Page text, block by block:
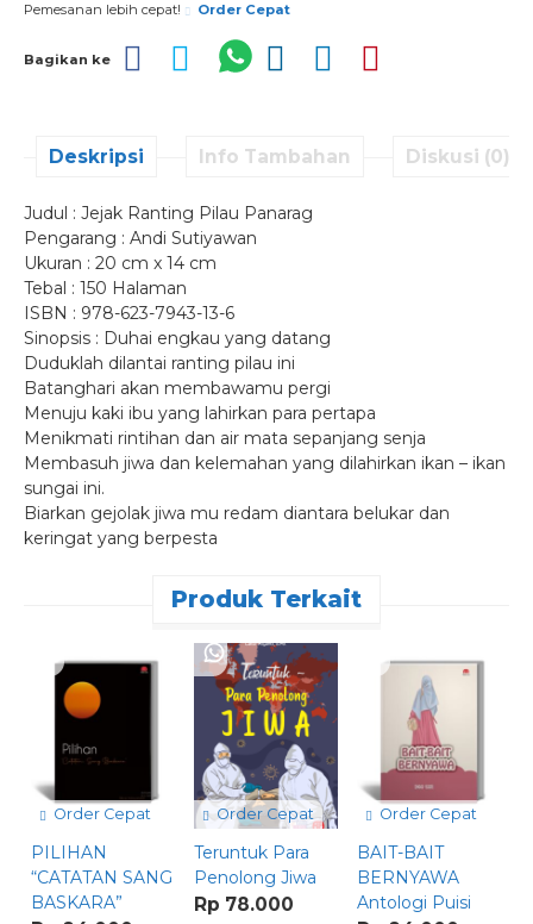
Pemesanan lebih cepat! Order Cepat
Bagikan ke
Deskripsi Info Tambahan Diskusi (0)
Judul : Jejak Ranting Pilau Panarag
Pengarang : Andi Sutiyawan
Ukuran : 20 cm x 14 cm
Tebal : 150 Halaman
ISBN : 978-623-7943-13-6
Sinopsis : Duhai engkau yang datang
Duduklah dilantai ranting pilau ini
Batanghari akan membawamu pergi
Menuju kaki ibu yang lahirkan para pertapa
Menikmati rintihan dan air mata sepanjang senja
Membasuh jiwa dan kelemahan yang dilahirkan ikan – ikan
sungai ini.
Biarkan gejolak jiwa mu redam diantara belukar dan
keringat yang berpesta
Produk Terkait
Order Cepat
PILIHAN
“CATATAN SANG
BASKARA”
Order Cepat
Teruntuk Para
Penolong Jiwa
Rp 78.000
Order Cepat
BAIT-BAIT
BERNYAWA
Antologi Puisi